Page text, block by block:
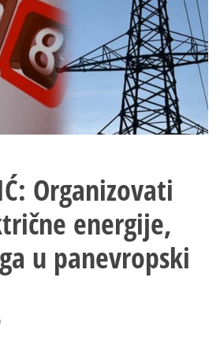
Organizovati
energije,
u panevropski